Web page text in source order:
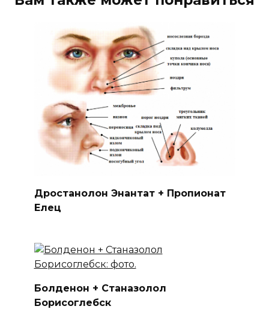
Дростанолон Энантат + Пропионат
Елец
Болденон + Станазолол
Борисоглебск